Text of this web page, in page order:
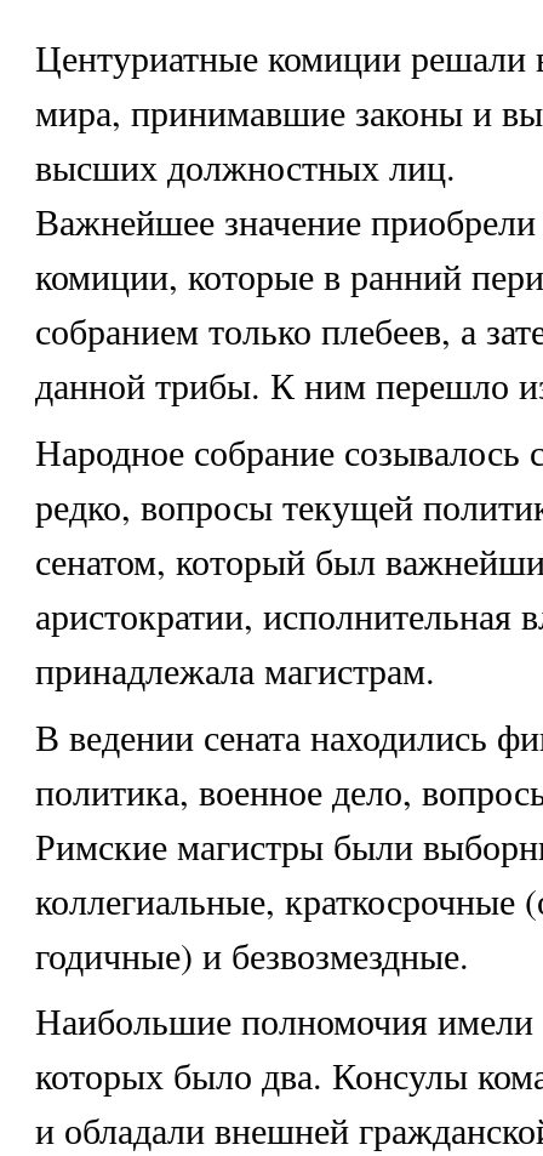
Центуриатные комиции
мира, принимавшие законы и
высших должностных лиц.
Важнейшее значение
комиции, которые в ранний
собранием только плебеев, а
данной трибы. К ним перешло
Народное собрание созывалось
редко, вопросы текущей
сенатом, который был
аристократии, исполнительная
принадлежала магистрам.
В ведении сената находились
политика, военное дело,
Римские магистры были
коллегиальные, краткосрочные
годичные) и безвозмездные.
Наибольшие полномочия имели
которых было два. Консулы
и обладали внешней